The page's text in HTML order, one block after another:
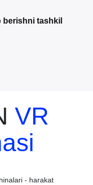
berishni tashkil
VR
- harakat